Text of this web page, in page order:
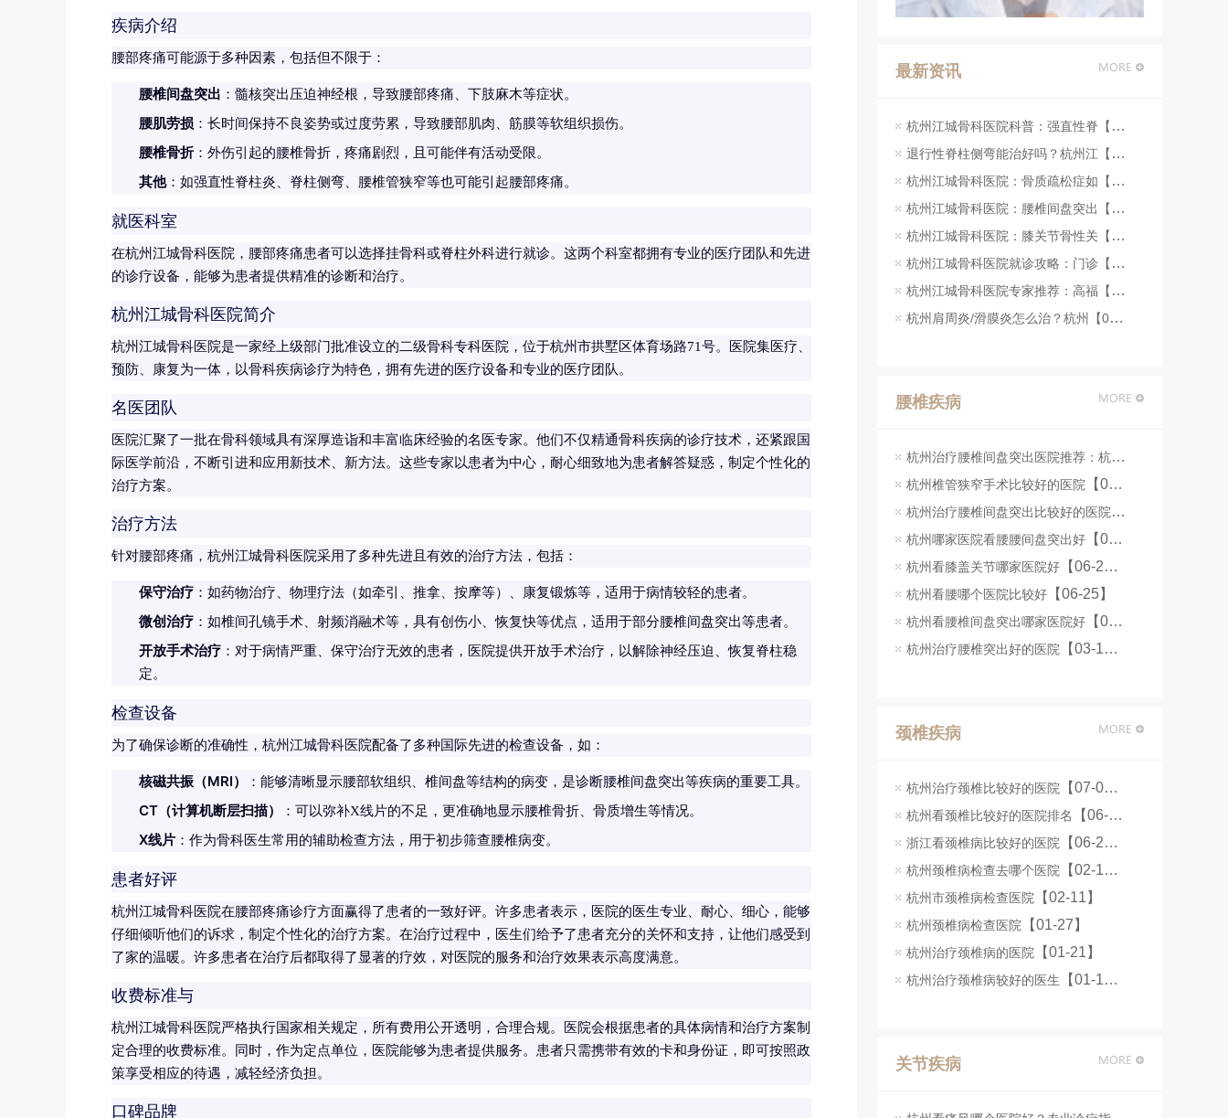
疾病介绍
腰部疼痛可能源于多种因素，包括但不限于：
腰椎间盘突出 ：髓核突出压迫神经根，导致腰部疼痛、下肢麻木等症状。
腰肌劳损 ：长时间保持不良姿势或过度劳累，导致腰部肌肉、筋膜等软组织损伤。
腰椎骨折：外伤引起的腰椎骨折，疼痛剧烈，且可能伴有活动受限。
其他：如强直性脊柱炎、脊柱侧弯、腰椎管狭窄等也可能引起腰部疼痛。
就医科室
在杭州江城骨科医院，腰部疼痛患者可以选择挂骨科或脊柱外科进行就诊。这两个科室都拥有专业的医疗团队和先进
的诊疗设备，能够为患者提供精准的诊断和治疗。
杭州江城骨科医院简介
杭州江城骨科医院是一家经上级部门批准设立的二级骨科专科医院，位于杭州市拱墅区体育场路71号。医院集医疗、
预防、康复为一体，以骨科疾病诊疗为特色，拥有先进的医疗设备和专业的医疗团队。
名医团队
医院汇聚了一批在骨科领域具有深厚造诣和丰富临床经验的名医专家。他们不仅精通骨科疾病的诊疗技术，还紧跟国
际医学前沿，不断引进和应用新技术、新方法。这些专家以患者为中心，耐心细致地为患者解答疑惑，制定个性化的
治疗方案。
治疗方法
针对腰部疼痛，杭州江城骨科医院采用了多种先进且有效的治疗方法，包括：
保守治疗 ：如药物治疗、物理疗法（如牵引、推拿、按摩等）、康复锻炼等，适用于病情较轻的患者。
微创治疗 ：如椎间孔镜手术、射频消融术等，具有创伤小、恢复快等优点，适用于部分腰椎间盘突出等患者。
开放手术治疗 ：对于病情严重、保守治疗无效的患者，医院提供开放手术治疗，以解除神经压迫、恢复脊柱稳
定。
检查设备
为了确保诊断的准确性，杭州江城骨科医院配备了多种国际先进的检查设备，如：
核磁共振（MRI） ：能够清晰显示腰部软组织、椎间盘等结构的病变，是诊断腰椎间盘突出等疾病的重要工具。
CT（计算机断层扫描） ：可以弥补X线片的不足，更准确地显示腰椎骨折、骨质增生等情况。
X线片 ：作为骨科医生常用的辅助检查方法，用于初步筛查腰椎病变。
患者好评
杭州江城骨科医院在腰部疼痛诊疗方面赢得了患者的一致好评。许多患者表示，医院的医生专业、耐心、细心，能够
仔细倾听他们的诉求，制定个性化的治疗方案。在治疗过程中，医生们给予了患者充分的关怀和支持，让他们感受到
了家的温暖。许多患者在治疗后都取得了显著的疗效，对医院的服务和治疗效果表示高度满意。
收费标准与
杭州江城骨科医院严格执行国家相关规定，所有费用公开透明，合理合规。医院会根据患者的具体病情和治疗方案制
定合理的收费标准。同时，作为定点单位，医院能够为患者提供服务。患者只需携带有效的卡和身份证，即可按照政
策享受相应的待遇，减轻经济负担。
口碑品牌
最新资讯
杭州江城骨科医院科普：强直性脊【07-23】
退行性脊柱侧弯能治好吗？杭州江【07-23】
杭州江城骨科医院：骨质疏松症如【07-23】
杭州江城骨科医院：腰椎间盘突出【07-23】
杭州江城骨科医院：膝关节骨性关【07-23】
杭州江城骨科医院就诊攻略：门诊【07-22】
杭州江城骨科医院专家推荐：高福【07-22】
杭州肩周炎/滑膜炎怎么治？杭州【07-22】
腰椎疾病
杭州治疗腰椎间盘突出医院推荐：杭州江城骨科医院脊柱微创手术解析
杭州椎管狭窄手术比较好的医院 【07-08】
杭州治疗腰椎间盘突出比较好的医院
【07-07】
杭州哪家医院看腰腰间盘突出好 【06-26】
杭州看膝盖关节哪家医院好 【06-25】
杭州看腰哪个医院比较好 【06-25】
杭州看腰椎间盘突出哪家医院好 【06-25】
杭州治疗腰椎突出好的医院 【03-16】
颈椎疾病
杭州治疗颈椎比较好的医院 【07-07】
杭州看颈椎比较好的医院排名 【06-25】
浙江看颈椎病比较好的医院 【06-24】
杭州颈椎病检查去哪个医院 【02-12】
杭州市颈椎病检查医院 【02-11】
杭州颈椎病检查医院 【01-27】
杭州治疗颈椎病的医院 【01-21】
杭州治疗颈椎病较好的医生 【01-14】
关节疾病